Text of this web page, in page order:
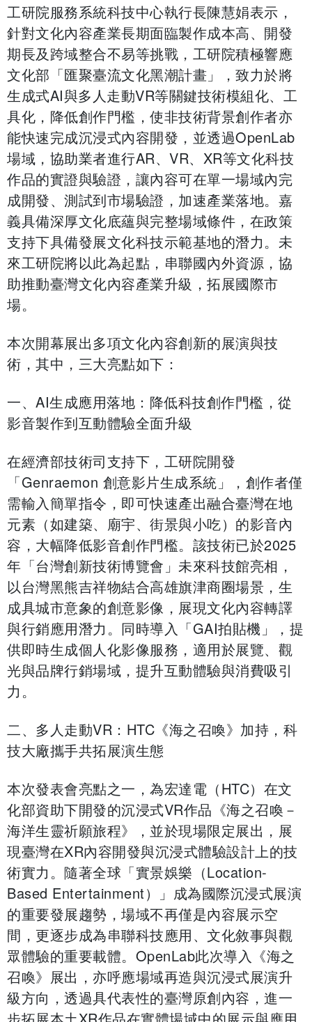
工研院服務系統科技中心執行長陳慧娟表示，
針對文化內容產業長期面臨製作成本高、開發
期長及跨域整合不易等挑戰，工研院積極響應
文化部「匯聚臺流文化黑潮計畫」，致力於將
生成式AI與多人走動VR等關鍵技術模組化、工
具化，降低創作門檻，使非技術背景創作者亦
能快速完成沉浸式內容開發，並透過OpenLab
場域，協助業者進行AR、VR、XR等文化科技
作品的實證與驗證，讓內容可在單一場域內完
成開發、測試到市場驗證，加速產業落地。嘉
義具備深厚文化底蘊與完整場域條件，在政策
支持下具備發展文化科技示範基地的潛力。未
來工研院將以此為起點，串聯國內外資源，協
助推動臺灣文化內容產業升級，拓展國際市
場。
本次開幕展出多項文化內容創新的展演與技
術，其中，三大亮點如下：
一、AI生成應用落地：降低科技創作門檻，從
影音製作到互動體驗全面升級
在經濟部技術司支持下，工研院開發
「Genraemon 創意影片生成系統」，創作者僅
需輸入簡單指令，即可快速產出融合臺灣在地
元素（如建築、廟宇、街景與小吃）的影音內
容，大幅降低影音創作門檻。該技術已於2025
年「台灣創新技術博覽會」未來科技館亮相，
以台灣黑熊吉祥物結合高雄旗津商圈場景，生
成具城市意象的創意影像，展現文化內容轉譯
與行銷應用潛力。同時導入「GAI拍貼機」，提
供即時生成個人化影像服務，適用於展覽、觀
光與品牌行銷場域，提升互動體驗與消費吸引
力。
二、多人走動VR：HTC《海之召喚》加持，科
技大廠攜手共拓展演生態
本次發表會亮點之一，為宏達電（HTC）在文
化部資助下開發的沉浸式VR作品《海之召喚－
海洋生靈祈願旅程》，並於現場限定展出，展
現臺灣在XR內容開發與沉浸式體驗設計上的技
術實力。隨著全球「實景娛樂（Location-
Based Entertainment）」成為國際沉浸式展演
的重要發展趨勢，場域不再僅是內容展示空
間，更逐步成為串聯科技應用、文化敘事與觀
眾體驗的重要載體。OpenLab此次導入《海之
召喚》展出，亦呼應場域再造與沉浸式展演升
級方向，透過具代表性的臺灣原創內容，進一
步拓展本土XR作品在實體場域中的展示與應用